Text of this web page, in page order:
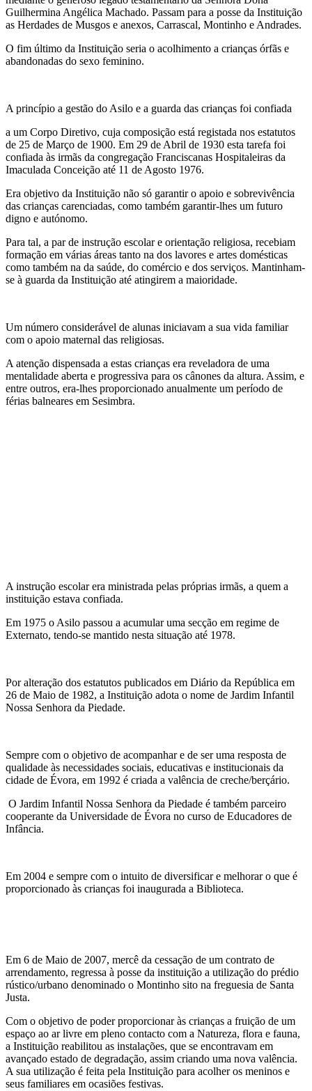
Guilhermina Angélica Machado. Passam para a posse da Instituição
as Herdades de Musgos e anexos, Carrascal, Montinho e Andrades.
O fim último da Instituição seria o acolhimento a crianças órfãs e
abandonadas do sexo feminino.
A princípio a gestão do Asilo e a guarda das crianças foi confiada
a um Corpo Diretivo, cuja composição está registada nos estatutos
de 25 de Março de 1900. Em 29 de Abril de 1930 esta tarefa foi
confiada às irmãs da congregação Franciscanas Hospitaleiras da
Imaculada Conceição até 11 de Agosto 1976.
Era objetivo da Instituição não só garantir o apoio e sobrevivência
das crianças carenciadas, como também garantir-lhes um futuro
digno e autónomo.
Para tal, a par de instrução escolar e orientação religiosa, recebiam
formação em várias áreas tanto na dos lavores e artes domésticas
como também na da saúde, do comércio e dos serviços. Mantinham-
se à guarda da Instituição até atingirem a maioridade.
Um número considerável de alunas iniciavam a sua vida familiar
com o apoio maternal das religiosas.
A atenção dispensada a estas crianças era reveladora de uma
mentalidade aberta e progressiva para os cânones da altura. Assim, e
entre outros, era-lhes proporcionado anualmente um período de
férias balneares em Sesimbra.
A instrução escolar era ministrada pelas próprias irmãs, a quem a
instituição estava confiada.
Em 1975 o Asilo passou a acumular uma secção em regime de
Externato, tendo-se mantido nesta situação até 1978.
Por alteração dos estatutos publicados em Diário da República em
26 de Maio de 1982, a Instituição adota o nome de Jardim Infantil
Nossa Senhora da Piedade.
Sempre com o objetivo de acompanhar e de ser uma resposta de
qualidade às necessidades sociais, educativas e institucionais da
cidade de Évora, em 1992 é criada a valência de creche/berçário.
O Jardim Infantil Nossa Senhora da Piedade é também parceiro
cooperante da Universidade de Évora no curso de Educadores de
Infância.
Em 2004 e sempre com o intuito de diversificar e melhorar o que é
proporcionado às crianças foi inaugurada a Biblioteca.
Em 6 de Maio de 2007, mercê da cessação de um contrato de
arrendamento, regressa à posse da instituição a utilização do prédio
rústico/urbano denominado o Montinho sito na freguesia de Santa
Justa.
Com o objetivo de poder proporcionar às crianças a fruição de um
espaço ao ar livre em pleno contacto com a Natureza, flora e fauna,
a Instituição reabilitou as instalações, que se encontravam em
avançado estado de degradação, assim criando uma nova valência.
A sua utilização é feita pela Instituição para acolher os meninos e
seus familiares em ocasiões festivas.